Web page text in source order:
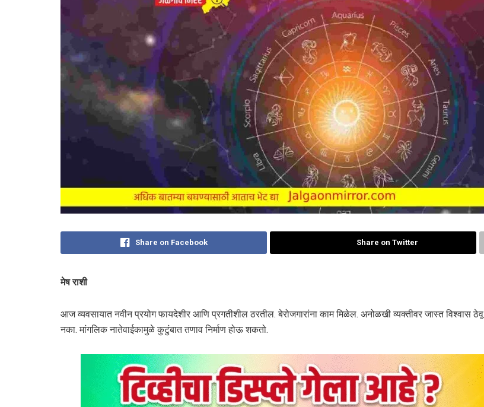
Share on Facebook Share on Twitter
मेष राशी
आज व्यवसायात नवीन प्रयोग फायदेशीर आणि प्रगतीशील ठरतील. बेरोजगारांना काम मिळेल. अनोळखी व्यक्तीवर जास्त विश्वास ठेवू
नका. मांगलिक नातेवाईकामुळे कुटुंबात तणाव निर्माण होऊ शकतो.